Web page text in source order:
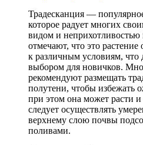
Традесканция —
которое радует многих
видом и
отмечают, что это растение
к различным условиям, что
выбором для новичков.
рекомендуют размещать
полутени, чтобы избежать
при этом она может расти
следует осуществлять
верхнему слою почвы
поливами.